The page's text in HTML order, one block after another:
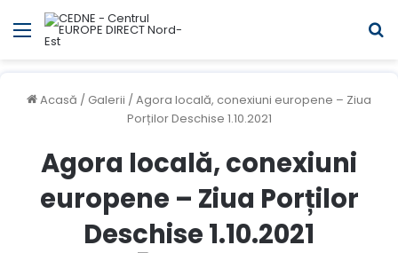
Meniul
Acasă / Galerii /Agora locală, conexiuni europene – Ziua
Porților Deschise 1.10.2021
Agora locală, conexiuni
europene – Ziua Porților
Deschise 1.10.2021